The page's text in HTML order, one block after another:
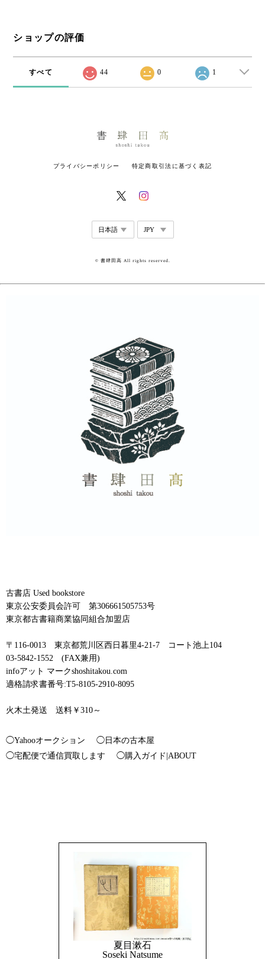
ショップの評価
すべて 44 0 1
プライバシーポリシー 特定商取引法に基づく表記
© 書肆田高 All rights reserved.
古書店 Used bookstore
東京公安委員会許可 第306661505753号
東京都古書籍商業協同組合加盟店
〒116-0013 東京都荒川区西日暮里4-21-7 コート池上104
03-5842-1552 (FAX兼用)
infoアット マークshoshitakou.com
適格請求書番号:T5-8105-2910-8095
火木土発送 送料￥310～
◯Yahooオークション
◯日本の古本屋
◯宅配便で通信買取します
◯購入ガイド|ABOUT
夏目漱石
Soseki Natsume